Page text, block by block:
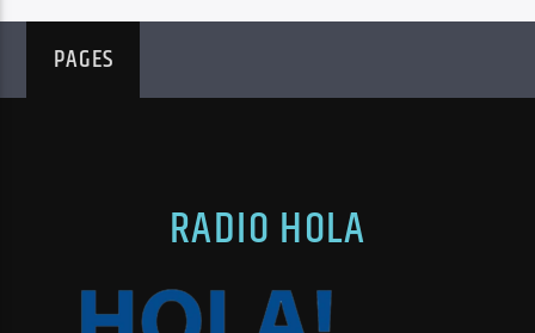
PAGES
RADIO HOLA